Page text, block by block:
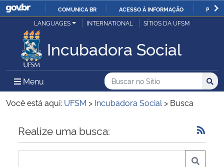
IR
O
COMUNICA BR ACESSO À INFORMAÇÃO
Ministério da Justiça e Segurança Pública
Ministério da Defesa
Ministério das Relações Exteriores
Ministério da Economia
Ministério da Infraestrutura
LANGUAGES INTERNATIONAL SÍTIOS DA UFSM
Incubadora Social
Menu Menu Principal do Sítio
Busca
Buscar no no Sítio
Busca:
Você está aqui: UFSM > Incubadora Social > Busca
Início do conteúdo
Realize uma busca: